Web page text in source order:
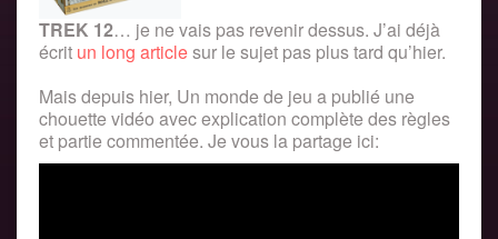
TREK 12… je ne vais pas revenir dessus. J’ai déjà
écrit un long articlesur le sujet pas plus tard qu’hier.
Mais depuis hier, Un monde de jeu a publié une
chouette vidéo avec explication complète des règles
et partie commentée. Je vous la partage ici: